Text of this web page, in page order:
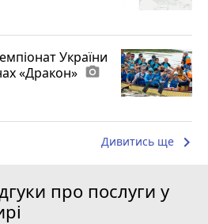
України
«Дракон» photo_camera
Дивитись ще keyboard_arrow_right
про послуги у